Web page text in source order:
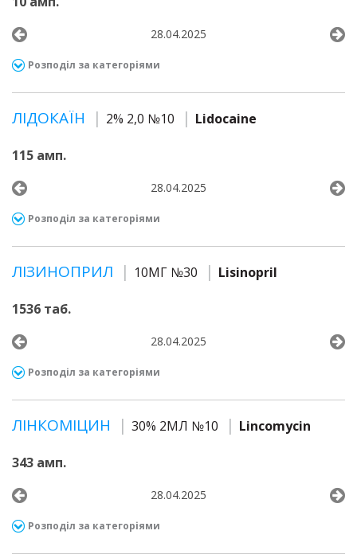
28.04.2025
Розподіл за категоріями
ЛІДОКАЇН 2% 2,0 №10 Lidocaine
115 амп.
28.04.2025
Розподіл за категоріями
ЛІЗИНОПРИЛ 10МГ №30 Lisinopril
1536 таб.
28.04.2025
Розподіл за категоріями
ЛІНКОМІЦИН 30% 2МЛ №10 Lincomycin
343 амп.
28.04.2025
Розподіл за категоріями